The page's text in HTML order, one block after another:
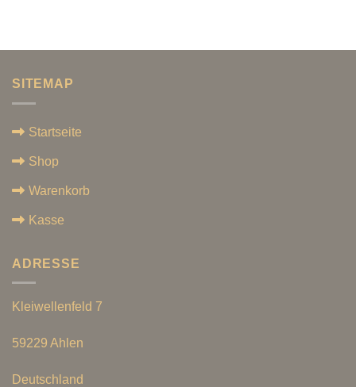
SITEMAP
Startseite
Shop
Warenkorb
Kasse
ADRESSE
Kleiwellenfeld 7
59229 Ahlen
Deutschland